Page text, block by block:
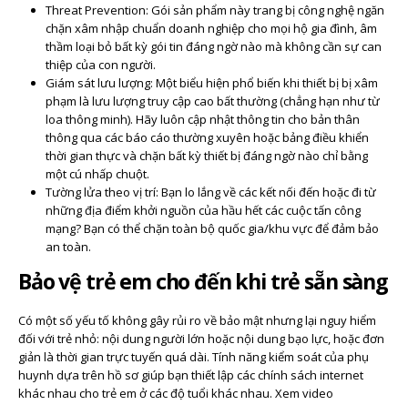
Threat Prevention: Gói sản phẩm này trang bị công nghệ ngăn
chặn xâm nhập chuẩn doanh nghiệp cho mọi hộ gia đình, âm
thầm loại bỏ bất kỳ gói tin đáng ngờ nào mà không cần sự can
thiệp của con người.
Giám sát lưu lượng: Một biểu hiện phổ biến khi thiết bị bị xâm
phạm là lưu lượng truy cập cao bất thường (chẳng hạn như từ
loa thông minh). Hãy luôn cập nhật thông tin cho bản thân
thông qua các báo cáo thường xuyên hoặc bảng điều khiển
thời gian thực và chặn bất kỳ thiết bị đáng ngờ nào chỉ bằng
một cú nhấp chuột.
Tường lửa theo vị trí: Bạn lo lắng về các kết nối đến hoặc đi từ
những địa điểm khởi nguồn của hầu hết các cuộc tấn công
mạng? Bạn có thể chặn toàn bộ quốc gia/khu vực để đảm bảo
an toàn.
Bảo vệ trẻ em cho đến khi trẻ sẵn sàng
Có một số yếu tố không gây rủi ro về bảo mật nhưng lại nguy hiểm
đối với trẻ nhỏ: nội dung người lớn hoặc nội dung bạo lực, hoặc đơn
giản là thời gian trực tuyến quá dài. Tính năng kiểm soát của phụ
huynh dựa trên hồ sơ giúp bạn thiết lập các chính sách internet
khác nhau cho trẻ em ở các độ tuổi khác nhau. Xem video